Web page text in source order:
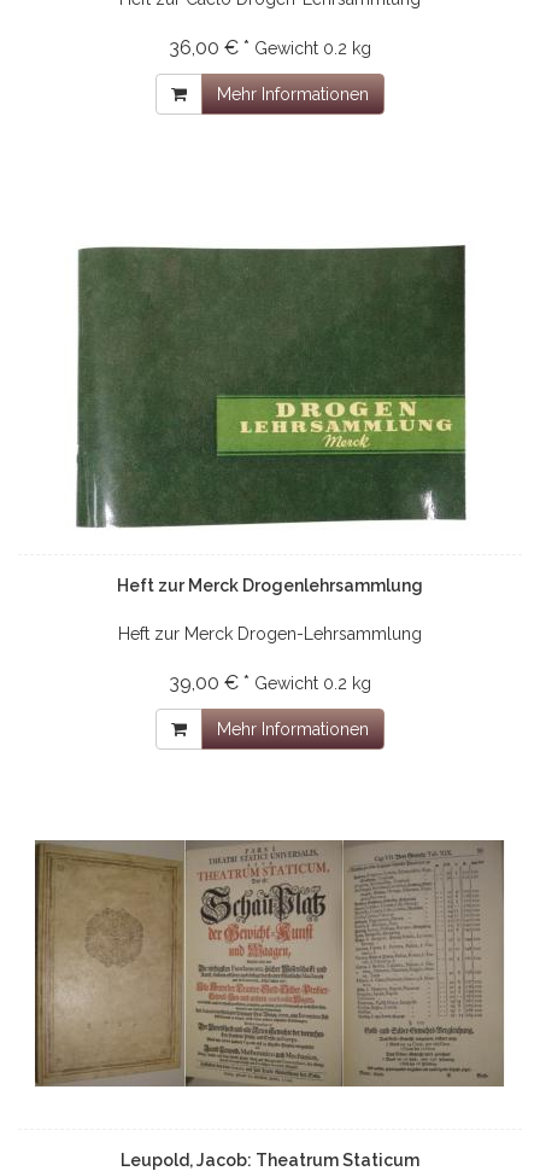
36,00 € * Gewicht 0.2 kg
Mehr Informationen
Heft zur Merck Drogenlehrsammlung
Heft zur Merck Drogen-Lehrsammlung
39,00 € * Gewicht 0.2 kg
Mehr Informationen
Leupold, Jacob: Theatrum Staticum